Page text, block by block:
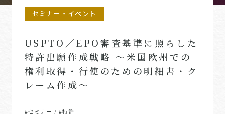
セミナー・イベント
USPTO／EPO審査基準に照らした
特許出願作成戦略 ～米国欧州での
権利取得・行使のための明細書・ク
レーム作成～
#セミナー /#特許